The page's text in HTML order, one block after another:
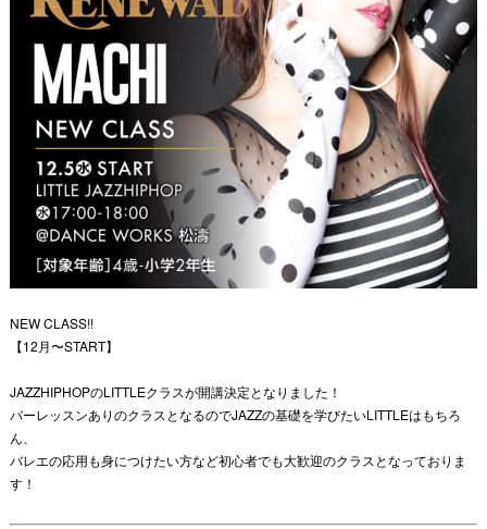
NEW CLASS!!
【12月〜START】
JAZZHIPHOPのLITTLEクラスが開講決定となりました！
バーレッスンありのクラスとなるのでJAZZの基礎を学びたいLITTLEはもちろ
ん、
バレエの応用も身につけたい方など初心者でも大歓迎のクラスとなっておりま
す！